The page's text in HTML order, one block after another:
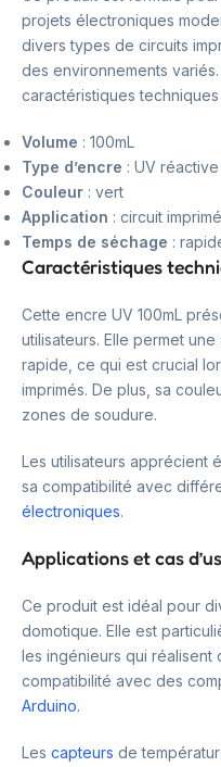
projets électroniques
divers types de circuits
des environnements
caractéristiques techniques
Volume : 100mL
Type d’encre : UV réactive
Couleur : vert
Application : circuit imprimé
Temps de séchage :
Caractéristiques
Cette encre UV 100mL
utilisateurs. Elle permet
rapide, ce qui est crucial
imprimés. De plus, sa
zones de soudure.
Les utilisateurs apprécient
sa compatibilité avec
électroniques.
Applications et cas
Ce produit est idéal pour
domotique. Elle est
les ingénieurs qui réalisent
compatibilité avec des
Arduino.
Les capteurs de